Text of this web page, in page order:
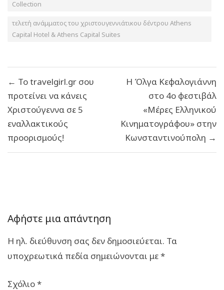
Collection
τελετή ανάμματος του χριστουγεννιάτικου δέντρου Athens
Capital Hotel & Athens Capital Suites
άρθρων
← Το travelgirl.gr σου
προτείνει να κάνεις
Χριστούγεννα σε 5
εναλλακτικούς
προορισμούς!
Η Όλγα Κεφαλογιάννη
στο 4ο φεστιβάλ
«Μέρες Ελληνικού
Κινηματογράφου» στην
Κωνσταντινούπολη →
Αφήστε μια απάντηση
Η ηλ. διεύθυνση σας δεν δημοσιεύεται. Τα
υποχρεωτικά πεδία σημειώνονται με*
Σχόλιο*